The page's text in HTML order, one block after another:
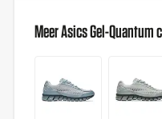
Meer Asics Gel-Quantum